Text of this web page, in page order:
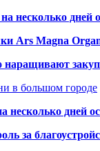
несколько дней
Ars Magna
наращивают
в большом городе
дней
за